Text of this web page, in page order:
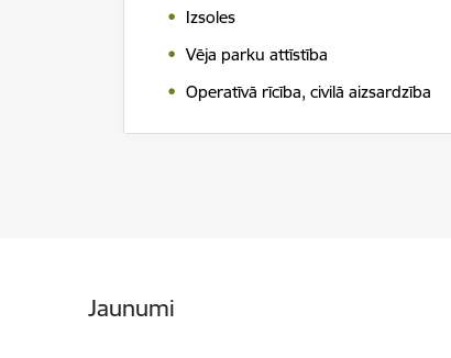
Izsoles
Vēja parku attīstība
Operatīvā rīcība, civilā aizsardzība
Jaunumi